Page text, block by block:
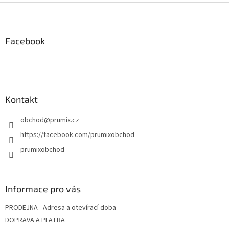
Facebook
Kontakt
obchod@prumix.cz
https://facebook.com/prumixobchod
prumixobchod
Informace pro vás
PRODEJNA - Adresa a otevírací doba
DOPRAVA A PLATBA